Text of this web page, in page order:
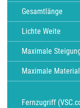
Gesamtlänge
Lichte Weite
Maximale
Maximale
Fernzugriff